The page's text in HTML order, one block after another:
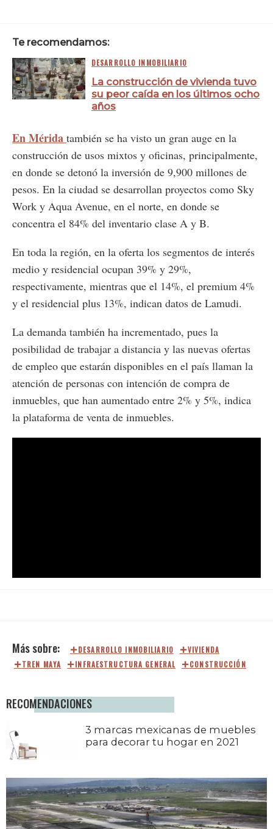
Te recomendamos:
DESARROLLO INMOBILIARIO
La construcción de vivienda tuvo
su peor caída en los últimos ocho
años
En Mérida también se ha visto un gran auge en la
construcción de usos mixtos y oficinas, principalmente,
en donde se detonó la inversión de 9,900 millones de
pesos. En la ciudad se desarrollan proyectos como Sky
Work y Aqua Avenue, en el norte, en donde se
concentra el 84% del inventario clase A y B.
En toda la región, en la oferta los segmentos de interés
medio y residencial ocupan 39% y 29%,
respectivamente, mientras que el 14%, el premium 4%
y el residencial plus 13%, indican datos de Lamudi.
La demanda también ha incrementado, pues la
posibilidad de trabajar a distancia y las nuevas ofertas
de empleo que estarán disponibles en el país llaman la
atención de personas con intención de compra de
inmuebles, que han aumentado entre 2% y 5%, indica
la plataforma de venta de inmuebles.
DESARROLLO INMOBILIARIO
VIVIENDA
TREN MAYA
INFRAESTRUCTURA GENERAL CONSTRUCCIÓN
RECOMENDACIONES
3 marcas mexicanas de muebles
para decorar tu hogar en 2021